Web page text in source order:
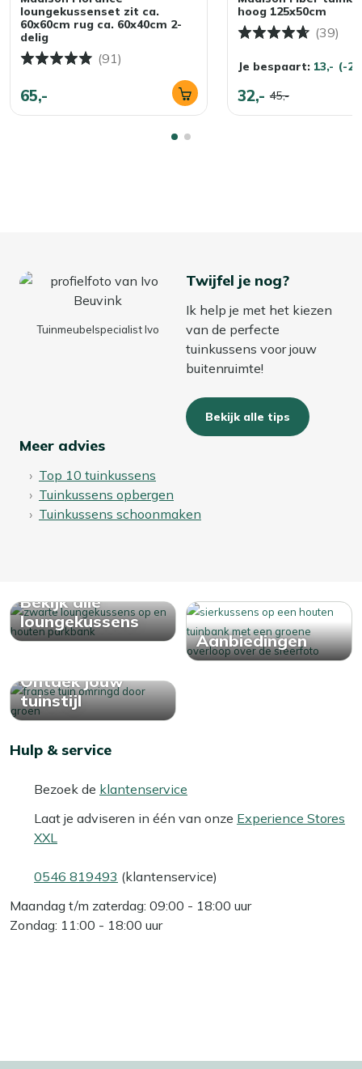
loungekussenset zit ca.
60x60cm rug ca. 60x40cm 2-
delig
(91)
65,-
hoog 125x50cm
(39)
Je bespaart: 13,- (-
32,- 45,-
Tuinmeubelspecialist Ivo
Twijfel je nog?
Ik help je met het kiezen
van de perfecte
tuinkussens voor jouw
buitenruimte!
Bekijk alle tips
Meer advies
Top 10 tuinkussens
Tuinkussens opbergen
Tuinkussens schoonmaken
Bekijk alle
loungekussens
Aanbiedingen
Ontdek jouw
tuinstijl
Hulp & service
Bezoek de klantenservice
Laat je adviseren in één van onze Experience Stores
XXL
0546 819493 (klantenservice)
Maandag t/m zaterdag: 09:00 - 18:00 uur
Zondag: 11:00 - 18:00 uur